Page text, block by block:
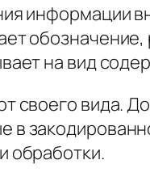
информации
на вид
своего вида.
обработки.